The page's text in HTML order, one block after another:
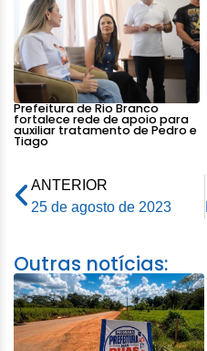
Prefeitura de Rio Branco
fortalece rede de apoio para
auxiliar tratamento de Pedro e
Tiago
ANTERIOR
25 de agosto de 2023
Outras notícias: